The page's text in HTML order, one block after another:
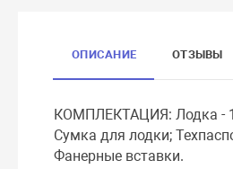
ОПИСАНИЕ ОТЗЫВЫ
КОМПЛЕКТАЦИЯ: Лодка - 1
Сумка для лодки;
Фанерные вставки.